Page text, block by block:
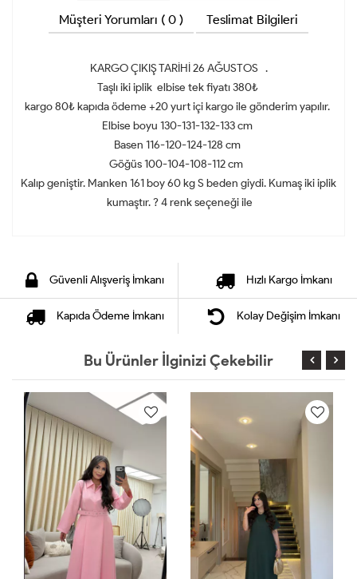
Müşteri Yorumları ( 0 ) Teslimat Bilgileri
KARGO ÇIKIŞ TARİHİ 26 AĞUSTOS .
Taşlı iki iplik elbise tek fiyatı 380₺
kargo 80₺ kapıda ödeme +20 yurt içi kargo ile gönderim yapılır.
Elbise boyu 130-131-132-133 cm
Basen 116-120-124-128 cm
Göğüs 100-104-108-112 cm
Kalıp geniştir. Manken 161 boy 60 kg S beden giydi. Kumaş iki iplik
kumaştır. ? 4 renk seçeneği ile
Güvenli Alışveriş İmkanı Hızlı Kargo İmkanı
Kapıda Ödeme İmkanı Kolay Değişim İmkanı
Bu Ürünler İlginizi Çekebilir